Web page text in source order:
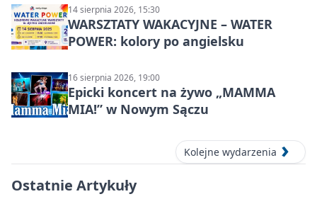
14 sierpnia 2026, 15:30
WARSZTATY WAKACYJNE – WATER
POWER: kolory po angielsku
16 sierpnia 2026, 19:00
Epicki koncert na żywo „MAMMA
MIA!” w Nowym Sączu
Kolejne wydarzenia
Ostatnie Artykuły